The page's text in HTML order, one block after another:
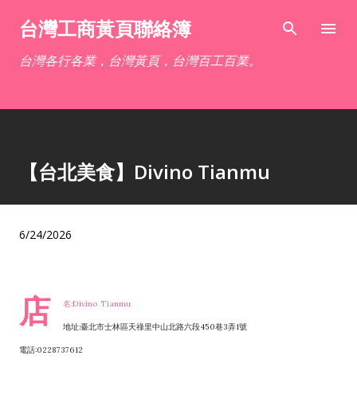
跳到主要內容
台灣工商黃頁聯絡簿
台灣各行各業，台灣黃頁，台灣百工百業。
【台北美食】Divino Tianmu
6/24/2026
店 名:Divino Tianmu
地址:臺北市士林區天祿里中山北路六段450巷3弄1號
電話:0228737612